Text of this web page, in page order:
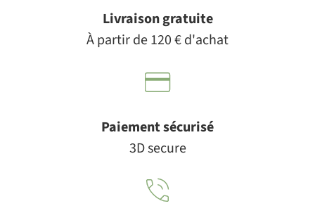
Livraison gratuite
À partir de 120 € d'achat
Paiement sécurisé
3D secure